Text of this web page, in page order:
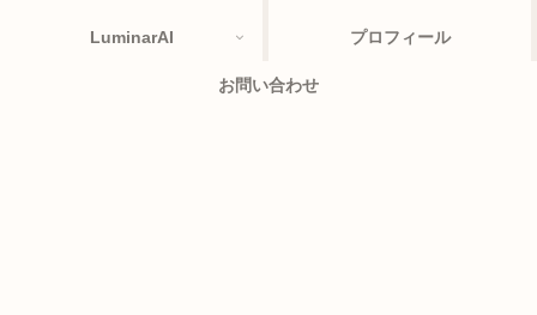
LuminarAI プロフィール
お問い合わせ